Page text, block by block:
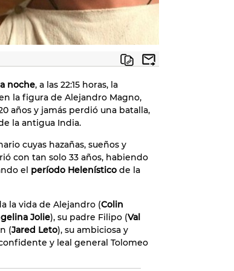
noche, a las 22:15 horas, la
la figura de Alejandro Magno,
años y jamás perdió una batalla,
la antigua India.
cuyas hazañas, sueños y
con tan solo 33 años, habiendo
el período Helenístico de la
la vida de Alejandro (Colin
Jolie), su padre Filipo (Val
(Jared Leto), su ambiciosa y
y leal general Tolomeo